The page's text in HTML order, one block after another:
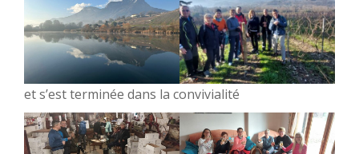
et s’est terminée dans la convivialité